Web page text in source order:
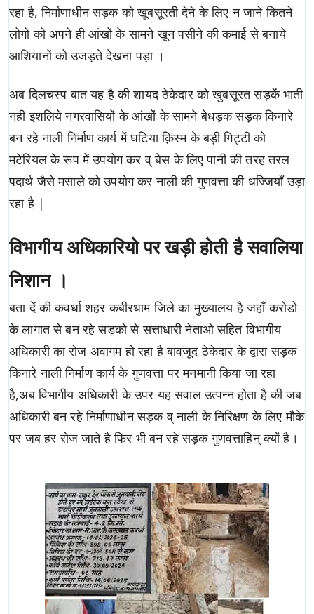
रहा है, निर्माणाधीन सड़क को खूबसूरती देने के लिए न जाने कितने
लोगो को अपने ही आंखों के सामने खून पसीने की कमाई से बनाये
आशियानों को उजड़ते देखना पड़ा ।
अब दिलचस्प बात यह है की शायद ठेकेदार को खुबसूरत सड़कें भाती
नही इशलिये नगरवासियों के आंखों के सामने बेधड़क सड़क किनारे
बन रहे नाली निर्माण कार्य में घटिया क़िस्म के बड़ी गिट्टी को
मटेरियल के रूप में उपयोग कर व् बेस के लिए पानी की तरह तरल
पदार्थ जैसे मसाले को उपयोग कर नाली की गुणवत्ता की धज्जियाँ उड़ा
रहा है |
विभागीय अधिकारियो पर खड़ी होती है सवालिया
निशान ।
बता दें की कवर्धा शहर कबीरधाम जिले का मुख्यालय है जहाँ करोडो
के लागात से बन रहे सड़को से सत्ताधारी नेताओ सहित विभागीय
अधिकारी का रोज अवागम हो रहा है बावजूद ठेकेदार के द्वारा सड़क
किनारे नाली निर्माण कार्य के गुणवत्ता पर मनमानी किया जा रहा
है,अब विभागीय अधिकारी के उपर यह सवाल उत्पन्न होता है की जब
अधिकारी बन रहे निर्माणाधीन सड़क व् नाली के निरिक्षण के लिए मौके
पर जब हर रोज जाते है फिर भी बन रहे सड़क गुणवत्ताहिन् क्यों है।